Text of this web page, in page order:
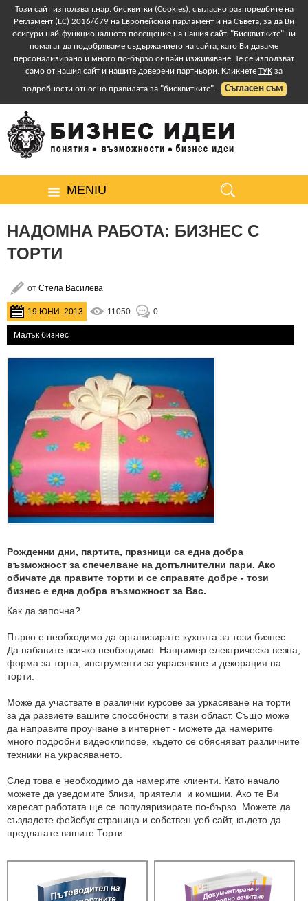
Този сайт използва т.нар. бисквитки (Cookies), съгласно разпоредбите на
Регламент (ЕС) 2016/679 на Европейския парламент и на Съвета, за да Ви
осигури най-функционалното посещение на нашия сайт. "Бисквитките" ни
помагат да подобряваме съдържанието на сайта, като Ви даваме
персонализирано и много по-бързо онлайн изживяване. Те се използват
само от нашия сайт и нашите доверени партньори. Кликнете ТУК за
подробности относно правилата за "бисквитките".
Съгласен съм
MENIU
НАДОМНА РАБОТА: БИЗНЕС С
ТОРТИ
от Стела Василева
11050 0
19 ЮНИ. 2013
Малък бизнес
Рожденни дни, партита, празници са една добра
възможност за спечелване на допълнителни пари. Ако
обичате да правите торти и се справяте добре - този
бизнес е една добра възможност за Вас.
Как да започна?
Първо е необходимо да организирате кухнята за този бизнес.
Да набавите всичко необходимо. Например електрическа везна,
форма за торта, инструменти за украсяване и декорация на
торти.
Може да участвате в различни курсове за уркасяване на торти
за да развиете вашите способности в тази област. Също може
да направите проучване в интернет - можете да намерите
много подробни видеоклипове, където се обясняват различните
техники на украсяването.
След това е необходимо да намерите клиенти. Като начало
можете да уведомите близи, приятели и комшии. Ако те Ви
харесат работата ще се популяризирате по-бързо. Можете да
създадете фейсбук страница и собствен уеб сайт, където да
предлагате вашите Торти.